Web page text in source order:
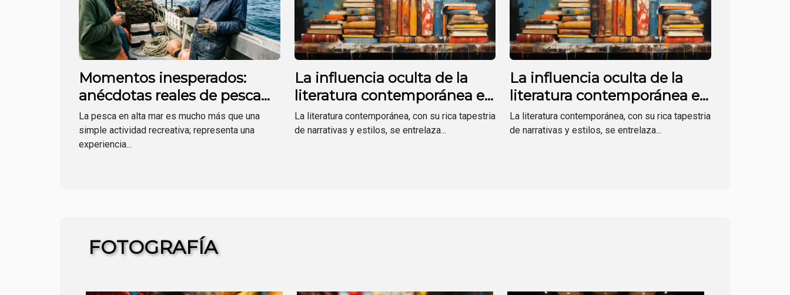
Momentos inesperados:
anécdotas reales de pesca
en alta mar
La pesca en alta mar es mucho más que una
simple actividad recreativa; representa una
experiencia...
La influencia oculta de la
literatura contemporánea en
el arte
La literatura contemporánea, con su rica tapestria
de narrativas y estilos, se entrelaza...
La influencia oculta de la
literatura contemporánea en
el arte
La literatura contemporánea, con su rica tapestria
de narrativas y estilos, se entrelaza...
FOTOGRAFÍA